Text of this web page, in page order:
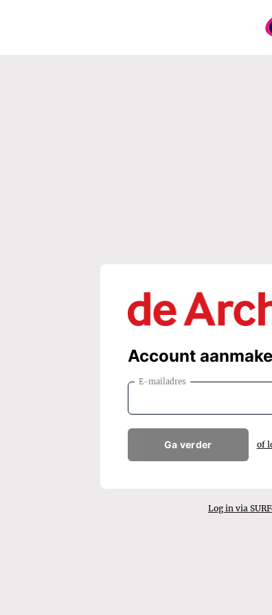
Account
E-mailadres
Ga verder of
Log in via